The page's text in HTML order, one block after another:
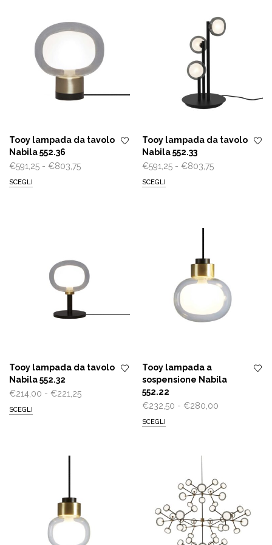
Tooy lampada da tavolo
Nabila 552.36
€591,25 - €803,75Fascia
SCEGLI
Tooy lampada da tavolo
Nabila 552.33
€591,25 - €803,75Fascia
SCEGLI
Tooy lampada da tavolo
Nabila 552.32
€214,00 - €221,25Fascia
SCEGLI
Tooy lampada a
sospensione Nabila
552.22
€232,50 - €280,00
€280,00
SCEGLI